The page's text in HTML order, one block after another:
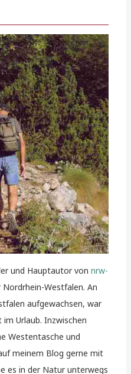
und Hauptautor vonnrw-
Westfalen. An
aufgewachsen, war
Urlaub. Inzwischen
Westentasche und
meinem Blog gerne mit
es in der Natur unterwegs